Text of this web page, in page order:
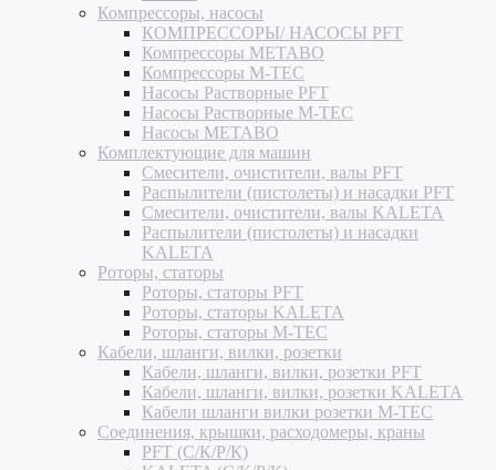
Компрессоры, насосы
КОМПРЕССОРЫ/ НАСОСЫ PFT
Компрессоры METABO
Компрессоры M-TEC
Насосы Растворные PFT
Насосы Растворные M-TEC
Насосы METABO
Комплектующие для машин
Смесители, очистители, валы PFT
Распылители (пистолеты) и насадки PFT
Смесители, очистители, валы KALETA
Распылители (пистолеты) и насадки
KALETA
Роторы, статоры
Роторы, статоры PFT
Роторы, статоры KALETA
Роторы, статоры M-TEC
Кабели, шланги, вилки, розетки
Кабели, шланги, вилки, розетки PFT
Кабели, шланги, вилки, розетки KALETA
Кабели шланги вилки розетки M-TEC
Соединения, крышки, расходомеры, краны
PFT (С/К/Р/К)